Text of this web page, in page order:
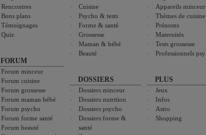
Rencontres
Bons plans
Témoignages
Quiz
FORUM
Forum minceur
Forum cuisine
Forum grossesse
Forum maman bébé
Forum psycho
Forum forme santé
Forum beauté
Cuisine
Psycho & tests
Forme & santé
Grossesse
Maman & bébé
Beauté
DOSSIERS
Dossiers minceur
Dossiers nutrition
Dossiers psycho
Dossiers forme &
santé
Appareils minceur
Thèmes de cuisine
Prénoms
Maternités
Tests grossesse
Professionnels psy
PLUS
Jeux
Infos
Astro
Shopping